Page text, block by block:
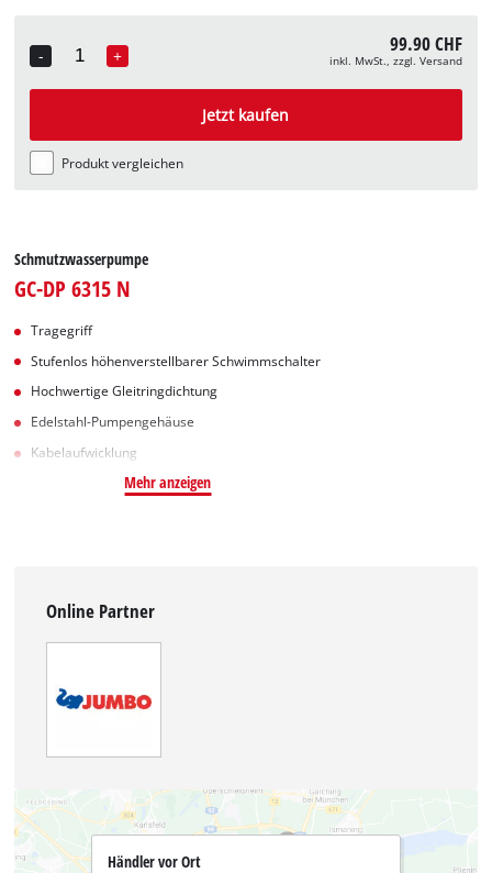
-
Quantity
+ 99.90 CHF
inkl. MwSt., zzgl. Versand
Jetzt kaufen
Produkt vergleichen
Schmutzwasserpumpe
GC-DP 6315 N
Tragegriff
Stufenlos höhenverstellbarer Schwimmschalter
Hochwertige Gleitringdichtung
Edelstahl-Pumpengehäuse
Kabelaufwicklung
Mehr anzeigen
Online Partner
Händler vor Ort